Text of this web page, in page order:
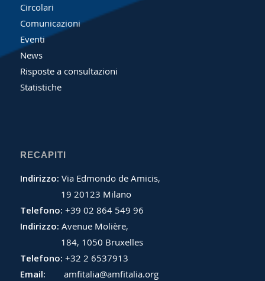
Circolari
Comunicazioni
Eventi
News
Risposte a consultazioni
Statistiche
RECAPITI
Indirizzo: Via Edmondo de Amicis,
19 20123 Milano
Telefono: +39 02 864 549 96
Indirizzo: Avenue Molière,
184, 1050 Bruxelles
Telefono: +32 2 6537913
Email:
amfitalia@amfitalia.org